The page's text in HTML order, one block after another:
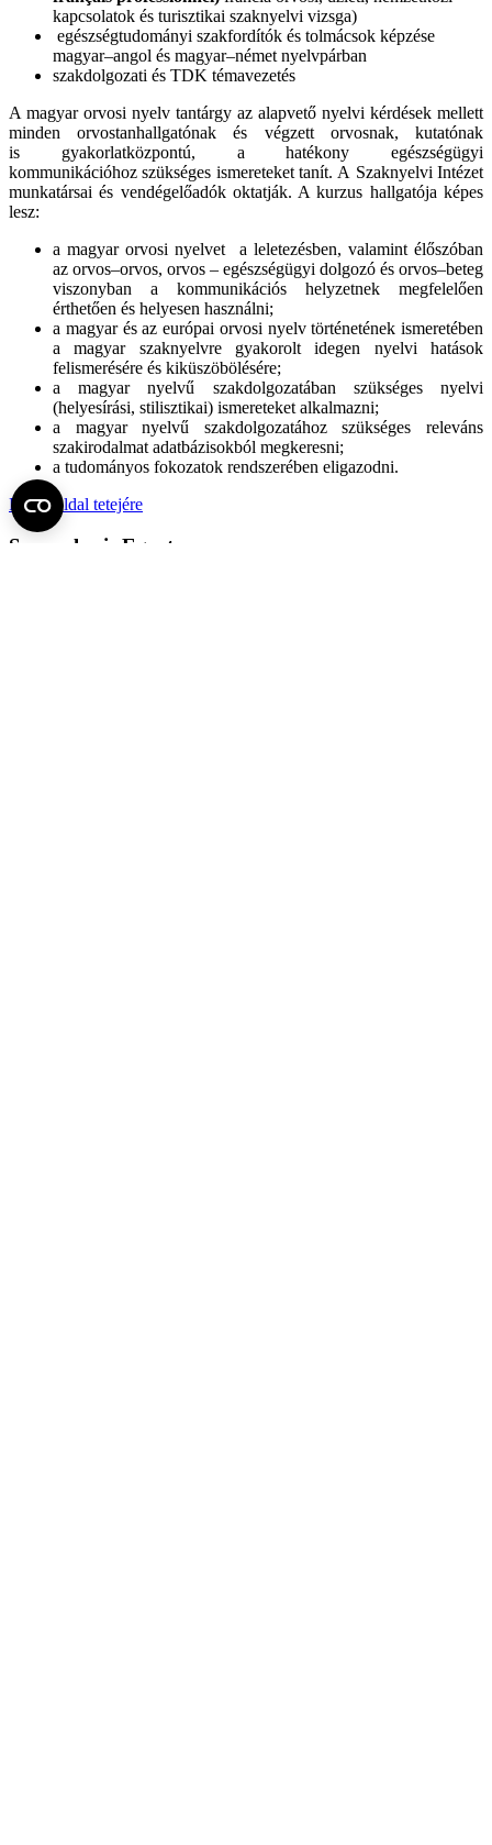
kapcsolatok és turisztikai szaknyelvi vizsga)
egészségtudományi szakfordítók és tolmácsok képzése
magyar–angol és magyar–német nyelvpárban
szakdolgozati és TDK témavezetés
A magyar orvosi nyelv tantárgy az alapvető nyelvi kérdések mellett
minden orvostanhallgatónak és végzett orvosnak, kutatónak
is gyakorlatközpontú, a hatékony egészségügyi
kommunikációhoz szükséges ismereteket tanít. А Szaknyelvi Intézet
munkatársai és vendégelőadók oktatják. A kurzus hallgatója képes
lesz:
a magyar orvosi nyelvet a leletezésben, valamint élőszóban
az orvos–orvos, orvos – egészségügyi dolgozó és orvos–beteg
viszonyban a kommunikációs helyzetnek megfelelően
érthetően és helyesen használni;
a magyar és az európai orvosi nyelv történetének ismeretében
a magyar szaknyelvre gyakorolt idegen nyelvi hatások
felismerésére és kiküszöbölésére;
a magyar nyelvű szakdolgozatában szükséges nyelvi
(helyesírási, stilisztikai) ismereteket alkalmazni;
a magyar nyelvű szakdolgozatához szükséges releváns
szakirodalmat adatbázisokból megkeresni;
a tudományos fokozatok rendszerében eligazodni.
Fel az oldal tetejére
Semmelweis Egyetem